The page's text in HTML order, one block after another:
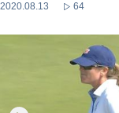
2020.08.13 64